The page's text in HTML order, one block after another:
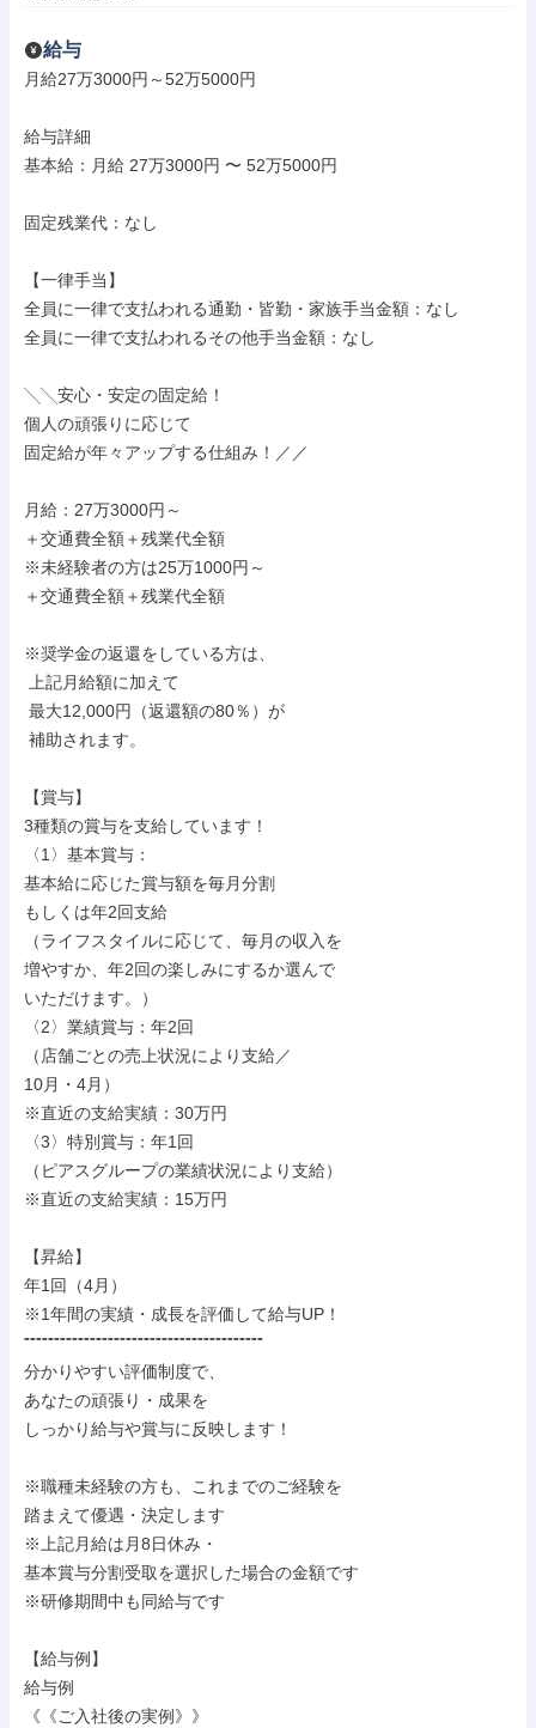
給与
月給27万3000円～52万5000円
給与詳細
基本給：月給 27万3000円 〜 52万5000円
固定残業代：なし
【一律手当】
全員に一律で支払われる通勤・皆勤・家族手当金額：なし
全員に一律で支払われるその他手当金額：なし
╲╲安心・安定の固定給！
個人の頑張りに応じて
固定給が年々アップする仕組み！／／
月給：27万3000円～
＋交通費全額＋残業代全額
※未経験者の方は25万1000円～
＋交通費全額＋残業代全額
※奨学金の返還をしている方は、
【賞与】
3種類の賞与を支給しています！
〈1〉基本賞与：
基本給に応じた賞与額を毎月分割
もしくは年2回支給
（ライフスタイルに応じて、毎月の収入を
増やすか、年2回の楽しみにするか選んで
いただけます。）
〈2〉業績賞与：年2回
（店舗ごとの売上状況により支給／
10月・4月）
※直近の支給実績：30万円
〈3〉特別賞与：年1回
（ピアスグループの業績状況により支給）
※直近の支給実績：15万円
【昇給】
年1回（4月）
※1年間の実績・成長を評価して給与UP！
⁼⁼⁼⁼⁼⁼⁼⁼⁼⁼⁼⁼⁼⁼⁼⁼⁼⁼⁼⁼⁼⁼⁼⁼⁼⁼⁼⁼⁼⁼⁼⁼⁼⁼⁼⁼⁼⁼⁼⁼
分かりやすい評価制度で、
あなたの頑張り・成果を
しっかり給与や賞与に反映します！
※職種未経験の方も、これまでのご経験を
踏まえて優遇・決定します
※上記月給は月8日休み・
基本賞与分割受取を選択した場合の金額です
※研修期間中も同給与です
【給与例】
給与例
《《ご入社後の実例》》